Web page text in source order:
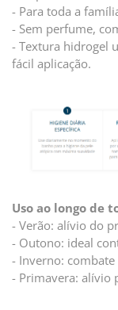
- Para toda a
- Sem perfume,
- Textura hidrogel
fácil aplicação.
Uso ao longo de
- Verão: alívio do
- Outono: ideal
- Inverno:
- Primavera: alívio